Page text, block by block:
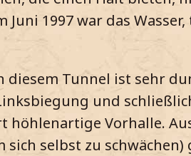
1997 war das
diesem Tunnel ist sehr
und
höhlenartige Vorhalle.
selbst zu schwächen)